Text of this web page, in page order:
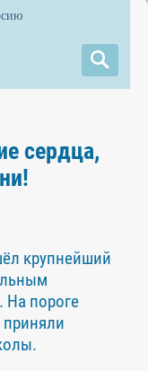
сердца,
крупнейший
На пороге
приняли